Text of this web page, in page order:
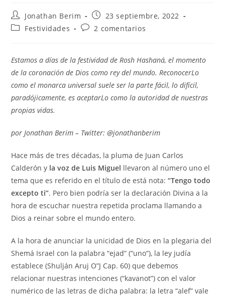
Autor
de
la
Jonathan Berim
Entrada
publicada:
23 septiembre, 2022
Categoría
entrada:
Festividades
Comentarios
entrada:
2 comentarios
Estamos a días de la festividad de Rosh Hashaná, el momento
de la coronación de Dios como rey del mundo. ReconocerLo
como el monarca universal suele ser la parte fácil, lo difícil,
paradójicamente, es aceptarLo como la autoridad de nuestras
propias vidas.
por Jonathan Berim – Twitter: @jonathanberim
Hace más de tres décadas, la pluma de Juan Carlos
Calderón y la voz de Luis Miguel llevaron al número uno el
tema que es referido en el título de está nota:“Tengo todo
excepto ti”. Pero bien podría ser la declaración Divina a la
hora de escuchar nuestra repetida proclama llamando a
Dios a reinar sobre el mundo entero.
A la hora de anunciar la unicidad de Dios en la plegaria del
Shemá Israel con la palabra “ejad” (“uno”), la ley judía
establece (Shulján Aruj O”J Cap. 60) que debemos
relacionar nuestras intenciones (“kavanot”) con el valor
numérico de las letras de dicha palabra: la letra “alef” vale